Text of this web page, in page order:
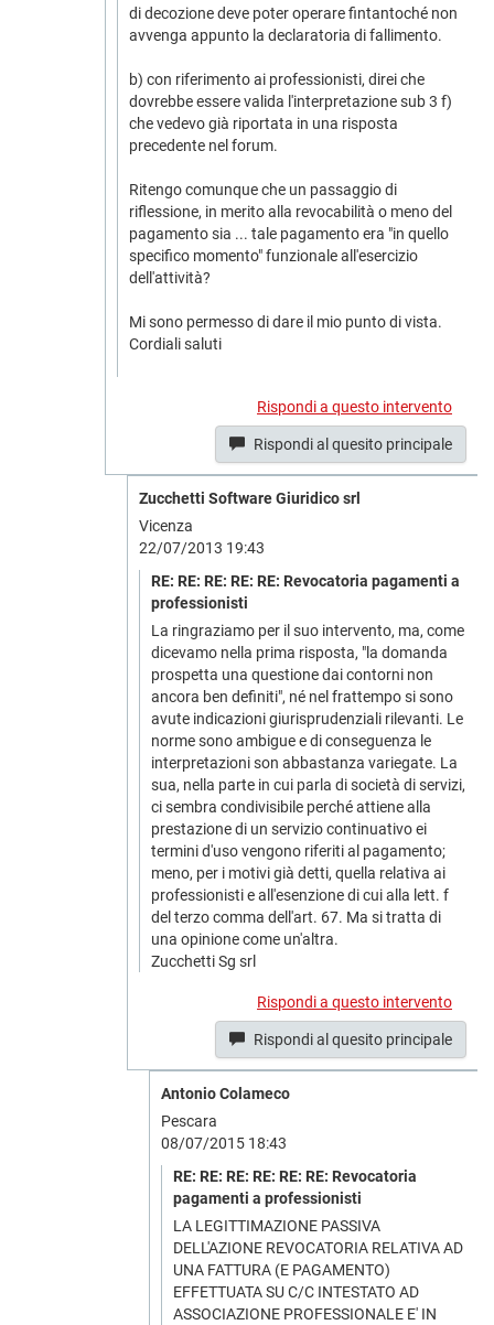
di decozione deve poter operare fintantoché non
avvenga appunto la declaratoria di fallimento.
b) con riferimento ai professionisti, direi che
dovrebbe essere valida l'interpretazione sub 3 f)
che vedevo già riportata in una risposta
precedente nel forum.
Ritengo comunque che un passaggio di
riflessione, in merito alla revocabilità o meno del
pagamento sia ... tale pagamento era "in quello
specifico momento" funzionale all'esercizio
dell'attività?
Mi sono permesso di dare il mio punto di vista.
Cordiali saluti
Rispondi a questo intervento
Rispondi al quesito principale
Zucchetti Software Giuridico srl
Vicenza
22/07/2013 19:43
RE: RE: RE: RE: RE: Revocatoria pagamenti a
professionisti
La ringraziamo per il suo intervento, ma, come
dicevamo nella prima risposta, "la domanda
prospetta una questione dai contorni non
ancora ben definiti", né nel frattempo si sono
avute indicazioni giurisprudenziali rilevanti. Le
norme sono ambigue e di conseguenza le
interpretazioni son abbastanza variegate. La
sua, nella parte in cui parla di società di servizi,
ci sembra condivisibile perché attiene alla
prestazione di un servizio continuativo ei
termini d'uso vengono riferiti al pagamento;
meno, per i motivi già detti, quella relativa ai
professionisti e all'esenzione di cui alla lett. f
del terzo comma dell'art. 67. Ma si tratta di
una opinione come un'altra.
Zucchetti Sg srl
Rispondi a questo intervento
Rispondi al quesito principale
Antonio Colameco
Pescara
08/07/2015 18:43
RE: RE: RE: RE: RE: RE: Revocatoria
pagamenti a professionisti
LA LEGITTIMAZIONE PASSIVA
DELL'AZIONE REVOCATORIA RELATIVA AD
UNA FATTURA (E PAGAMENTO)
EFFETTUATA SU C/C INTESTATO AD
ASSOCIAZIONE PROFESSIONALE E' IN